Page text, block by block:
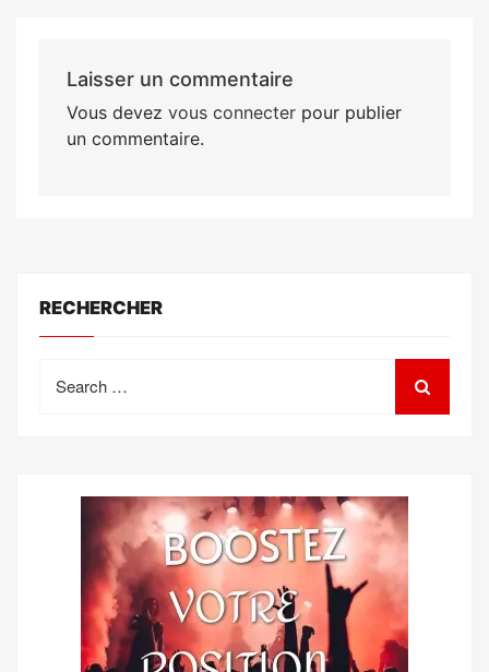
Laisser un commentaire
Vous devez vous connecterpour publier
un commentaire.
RECHERCHER
for: